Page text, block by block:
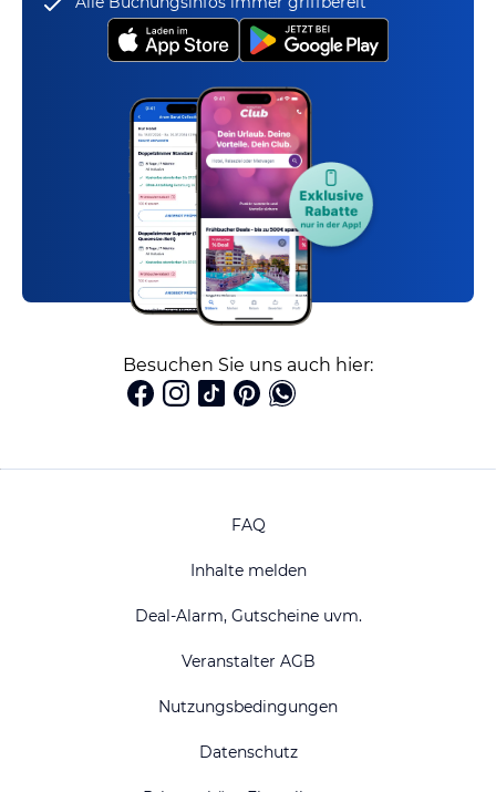
Besuchen Sie uns auch hier:
FAQ
Inhalte melden
Deal-Alarm, Gutscheine uvm.
Veranstalter AGB
Nutzungsbedingungen
Datenschutz